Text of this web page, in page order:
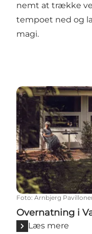
nemt at trække
tempoet ned og
magi.
Overnatning i
Foto: Arnbjerg
Overnatning i
Læs mere